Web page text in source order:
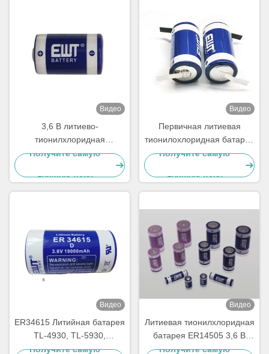
Видео
3,6 В литиево-
тионилхлоридная
батарейка Li-SOCl2
ER14250 3,6 В 1200 мАч
1/2AA TL-4902, TLL-5902,
LS14250, XL-050F, SB-
Получите самую
лучшую цену
Видео
Первичная литиевая
тионилохлоридная батарея
ER26500 3.6V 8500mAh
LSH14 Литиевая батарея
Получите самую
лучшую цену
Видео
ER34615 Литийная батарея
TL-4930, TL-5930,
LS33600, LS33600C, XL-
Получите самую
Видео
Литиевая тионилхлоридная
батарея ER14505 3,6 В
4800 мАч
Получите самую